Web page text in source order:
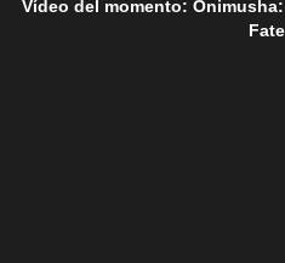
Vídeo del momento: